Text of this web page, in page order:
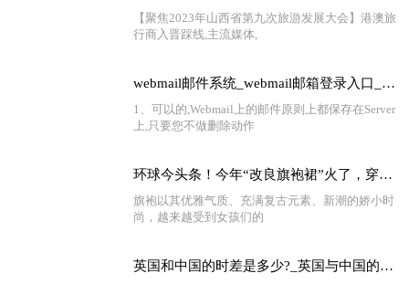
【聚焦2023年山西省第九次旅游发展大会】港澳旅
行商入晋踩线,主流媒体,
webmail邮件系统_webmail邮箱登录入口_世界独家
1、可以的,Webmail上的邮件原则上都保存在Server
上,只要您不做删除动作
环球今头条！今年“改良旗袍裙”火了，穿上身高雅时尚，老少皆宜，很女神范儿
旗袍以其优雅气质、充满复古元素、新潮的娇小时
尚，越来越受到女孩们的
英国和中国的时差是多少?_英国与中国的时差是多少